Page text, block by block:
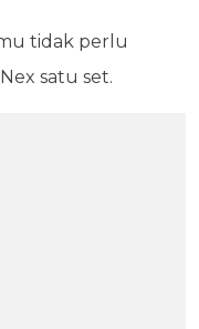
tidak perlu
satu set.